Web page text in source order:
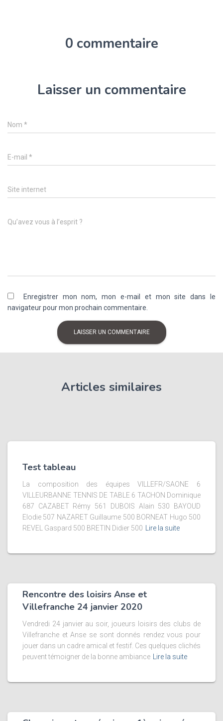
0 commentaire
Laisser un commentaire
Nom *
E-mail *
Site internet
Qu’avez vous à l’esprit ?
Enregistrer mon nom, mon e-mail et mon site dans le
navigateur pour mon prochain commentaire.
Articles similaires
Test tableau
La composition des équipes VILLEFR/SAONE 6
VILLEURBANNE TENNIS DE TABLE 6 TACHON Dominique
687 CAZABET Rémy 561 DUBOIS Alain 530 BAYOUD
Elodie 507 NAZARET Guillaume 500 BORNEAT Hugo 500
REVEL Gaspard 500 BRETIN Didier 500
Lire la suite
Rencontre des loisirs Anse et
Villefranche 24 janvier 2020
Vendredi 24 janvier au soir, joueurs loisirs des clubs de
Villefranche et Anse se sont donnés rendez vous pour
jouer dans un cadre amical et festif. Ces quelques clichés
peuvent témoigner de la bonne ambiance
Lire la suite